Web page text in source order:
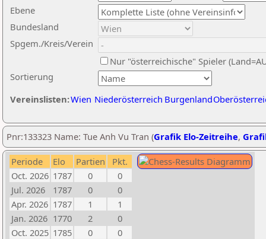
Ebene
Sortierung
Bundesland
Spgem./Kreis/Verein
Nur "österreichische" Spieler
Vereinslisten:Wien Niederösterreich Burgenland
Pnr:133323 Name: Tue Anh Vu Tran (Grafik Elo-Zeitreihe,
Periode Elo Partien
Pkt.
Oct. 2026 1787 0
0
Jul. 2026
1787 0
0
Apr. 2026 1787 1
1
Jan. 2026 1770 2
0
Oct. 2025 1785 0
0